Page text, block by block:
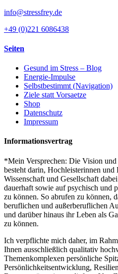
info@stressfrey.de
+49 (0)221 6086438
Seiten
Gesund im Stress – Blog
Energie-Impulse
Selbstbestimmt (Navigation)
Ziele statt Vorsaetze
Shop
Datenschutz
Impressum
Informationsvertrag
*Mein Versprechen: Die Vision
besteht darin, Hochleisterinnen und
Wissenschaft und Gesellschaft
dauerhaft sowie auf psychisch und
zu können. So abrufen zu können,
beruflichen und außerberuflichen
und darüber hinaus ihr Leben als
zu können.
Ich verpflichte mich daher, im
Ihnen ausschließlich qualitativ
Themenkomplexen persönliche
Persönlichkeitsentwicklung,